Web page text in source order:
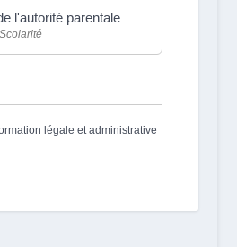
l'autorité parentale
légale et administrative